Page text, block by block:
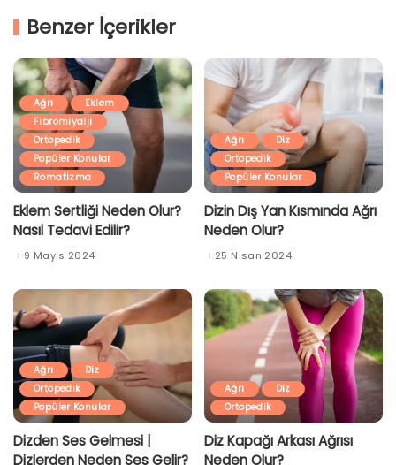
Benzer İçerikler
Ağrı
Eklem
Fibromiyalji
Ortopedik
Popüler Konular
Romatizma
Eklem Sertliği Neden Olur?
Nasıl Tedavi Edilir?
9 Mayıs 2024
Ağrı
Diz
Ortopedik
Popüler Konular
Dizin Dış Yan Kısmında Ağrı
Neden Olur?
25 Nisan 2024
Ağrı
Diz
Ortopedik
Popüler Konular
Dizden Ses Gelmesi |
Dizlerden Neden Ses Gelir?
Ağrı
Diz
Ortopedik
Diz Kapağı Arkası Ağrısı
Neden Olur?